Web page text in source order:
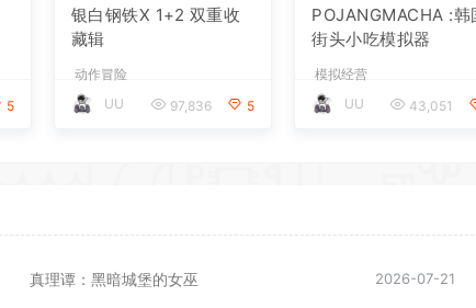
5
银白钢铁X 1+2 双重收
藏辑
动作冒险
UU
97,836 5
POJANGMACHA :韩
街头小吃模拟器
模拟经营
UU
43,051
真理谭：黑暗城堡的女巫 2026-07-21